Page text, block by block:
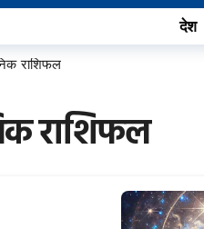
देश
राशिफल
राशिफल